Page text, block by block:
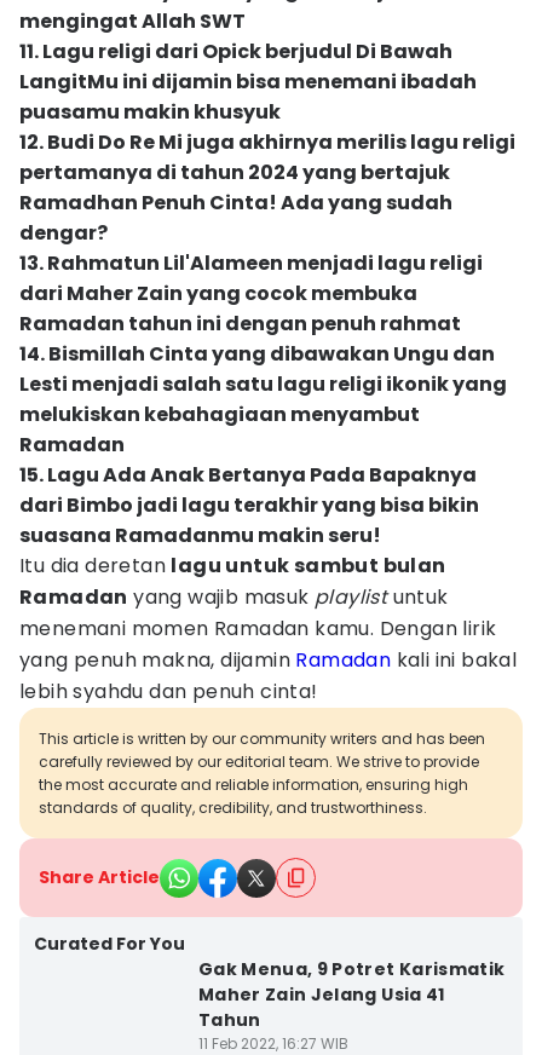
mengingat Allah SWT
11. Lagu religi dari Opick berjudul Di Bawah
LangitMu ini dijamin bisa menemani ibadah
puasamu makin khusyuk
12. Budi Do Re Mi juga akhirnya merilis lagu religi
pertamanya di tahun 2024 yang bertajuk
Ramadhan Penuh Cinta! Ada yang sudah
dengar?
13. Rahmatun Lil'Alameen menjadi lagu religi
dari Maher Zain yang cocok membuka
Ramadan tahun ini dengan penuh rahmat
14. Bismillah Cinta yang dibawakan Ungu dan
Lesti menjadi salah satu lagu religi ikonik yang
melukiskan kebahagiaan menyambut
Ramadan
15. Lagu Ada Anak Bertanya Pada Bapaknya
dari Bimbo jadi lagu terakhir yang bisa bikin
suasana Ramadanmu makin seru!
Itu dia deretan lagu untuk sambut bulan
Ramadan yang wajib masuk playlistuntuk
menemani momen Ramadan kamu. Dengan lirik
yang penuh makna, dijamin Ramadan kali ini bakal
lebih syahdu dan penuh cinta!
This article is written by our community writers and has been
carefully reviewed by our editorial team. We strive to provide
the most accurate and reliable information, ensuring high
standards of quality, credibility, and trustworthiness.
Share Article
Curated For You
Gak Menua, 9 Potret Karismatik
Maher Zain Jelang Usia 41
Tahun
11 Feb 2022, 16:27 WIB